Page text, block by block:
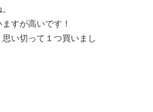
すが高いです！
い切って１つ買いまし